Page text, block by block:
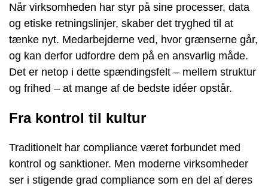
Når virksomheden har styr på sine processer, data
og etiske retningslinjer, skaber det tryghed til at
tænke nyt. Medarbejderne ved, hvor grænserne går,
og kan derfor udfordre dem på en ansvarlig måde.
Det er netop i dette spændingsfelt – mellem struktur
og frihed – at mange af de bedste idéer opstår.
Fra kontrol til kultur
Traditionelt har compliance været forbundet med
kontrol og sanktioner. Men moderne virksomheder
ser i stigende grad compliance som en del af deres